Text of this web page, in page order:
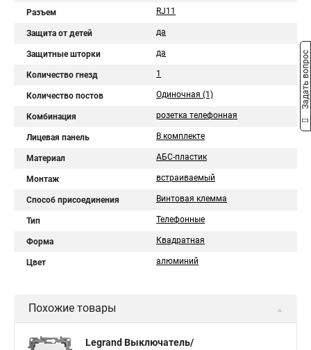
Разъем RJ11
Защита от детей да
Защитные шторки да
Количество гнезд 1
Количество постов Одиночная (1)
Комбинация розетка телефонная
Лицевая панель В комплекте
Материал АБС-пластик
Монтаж встраиваемый
Способ присоединения Винтовая клемма
Тип Телефонные
Форма Квадратная
Цвет алюминий
Похожие товары
Legrand Выключатель/
Задать вопрос